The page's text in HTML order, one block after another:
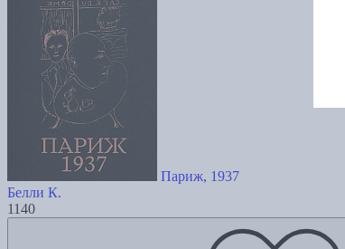
Париж, 1937
Белли К.
1140